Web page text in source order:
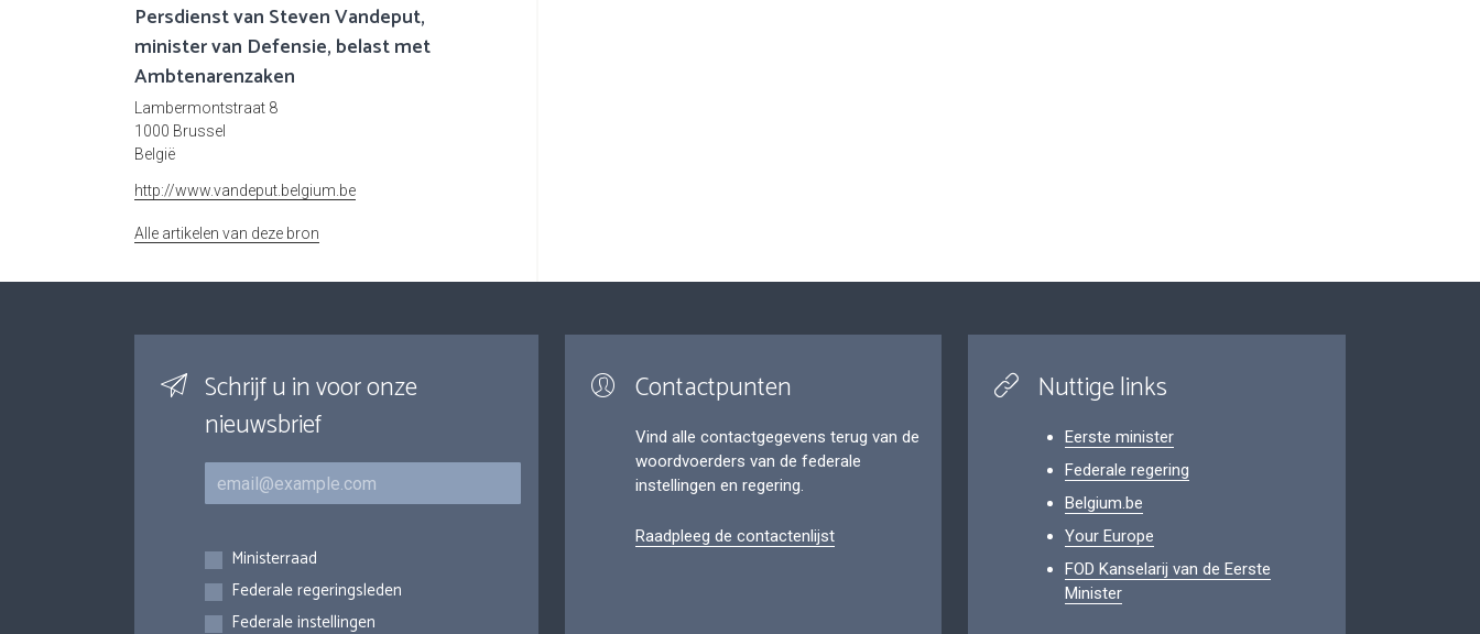
Persdienst van Steven Vandeput,
minister van Defensie, belast met
Ambtenarenzaken
Lambermontstraat 8
1000 Brussel
België
http://www.vandeput.belgium.be
Alle artikelen van deze bron
Schrijf u in voor onze
nieuwsbrief
E-mail
Inschrijvingen
Ministerraad
Federale regeringsleden
Federale instellingen
Contactpunten
Vind alle contactgegevens terug van de
woordvoerders van de federale
instellingen en regering.
Raadpleeg de contactenlijst
Nuttige links
Eerste minister
Federale regering
Belgium.be
Your Europe
FOD Kanselarij van de Eerste
Minister